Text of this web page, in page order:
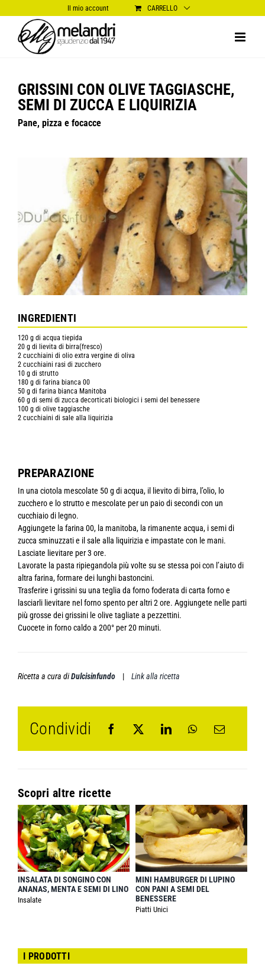
al
contenuto
Il mio account CARRELLO
GRISSINI CON OLIVE TAGGIASCHE,
SEMI DI ZUCCA E LIQUIRIZIA
Pane, pizza e focacce
INGREDIENTI
120 g di acqua tiepida
20 g di lievita di birra(fresco)
2 cucchiaini di olio extra vergine di oliva
2 cucchiaini rasi di zucchero
10 g di strutto
180 g di farina bianca 00
50 g di farina bianca Manitoba
60 g di semi di zucca decorticati biologici i semi del benessere
100 g di olive taggiasche
2 cucchiaini di sale alla liquirizia
PREPARAZIONE
In una ciotola mescolate 50 g di acqua, il lievito di birra, l’olio, lo
zucchero e lo strutto e mescolate per un paio di secondi con un
cucchiaio di legno.
Aggiungete la farina 00, la manitoba, la rimanente acqua, i semi di
zucca sminuzzati e il sale alla liquirizia e impastate con le mani.
Lasciate lievitare per 3 ore.
Lavorate la pasta ripiegandola più volte su se stessa poi con l’aiuto di
altra farina, formare dei lunghi bastoncini.
Trasferire i grissini su una teglia da forno foderata di carta forno e
lasciarli lievitare nel forno spento per altri 2 ore. Aggiungete nelle parti
più grosse dei grissini le olive tagliate a pezzettini.
Cuocete in forno caldo a 200° per 20 minuti.
Ricetta a cura diDulcisinfundo| Link alla ricetta
Condividi
Scopri altre ricette
INSALATA DI SONGINO CON
ANANAS, MENTA E SEMI DI LINO
Insalate
MINI HAMBURGER DI LUPINO
CON PANI A SEMI DEL
BENESSERE
Piatti Unici
I PRODOTTI